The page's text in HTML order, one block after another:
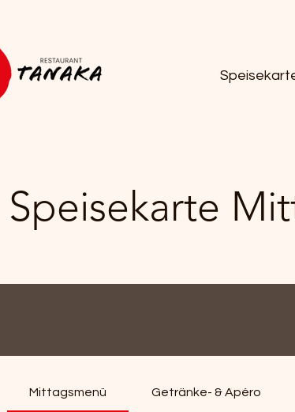
Speisekarte
Mittagsmenü Getränke- & Apéro